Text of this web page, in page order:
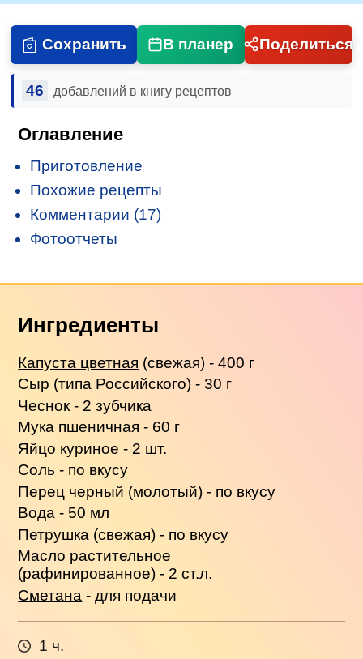
Сохранить В планер Поделиться
46 добавлений в книгу рецептов
Оглавление
Приготовление
Похожие рецепты
Комментарии (17)
Фотоотчеты
Ингредиенты
Капуста цветная (свежая) - 400 г
Сыр (типа Российского) - 30 г
Чеснок - 2 зубчика
Мука пшеничная - 60 г
Яйцо куриное - 2 шт.
Соль - по вкусу
Перец черный (молотый) - по вкусу
Вода - 50 мл
Петрушка (свежая) - по вкусу
Масло растительное
(рафинированное) - 2 ст.л.
Сметана - для подачи
1 ч.